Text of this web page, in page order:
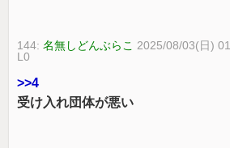
144:名無しどんぶらこ 2025/08/03(日)
L0
>>4
受け入れ団体が悪い